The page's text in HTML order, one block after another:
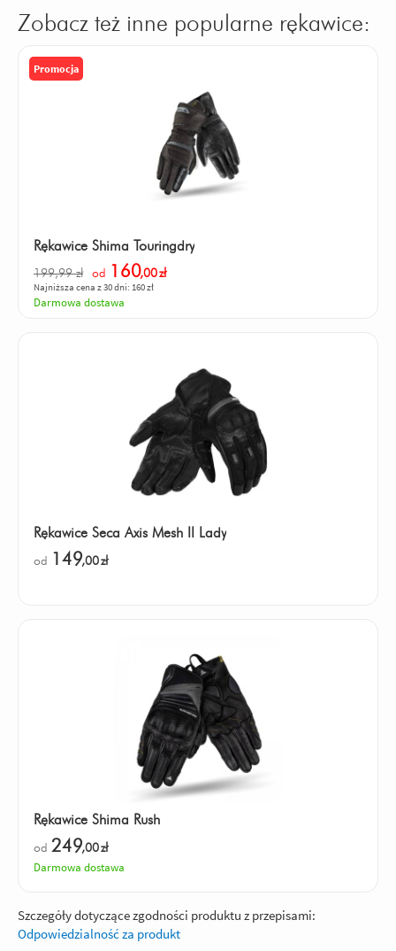
Zobacz też inne popularne rękawice:
Promocja
Rękawice Shima Touringdry
199,99 zł od 160,00zł
Najniższa cena z 30 dni: 160 zł
Darmowa dostawa
Rękawice Seca Axis Mesh II Lady
od 149,00zł
Rękawice Shima Rush
od 249,00zł
Darmowa dostawa
Szczegóły dotyczące zgodności produktu z przepisami:
Odpowiedzialność za produkt